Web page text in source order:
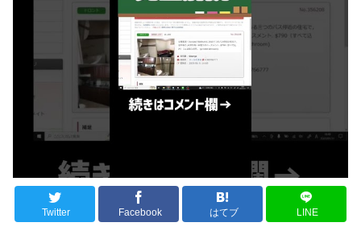
Twitter Facebook はてブ LINE